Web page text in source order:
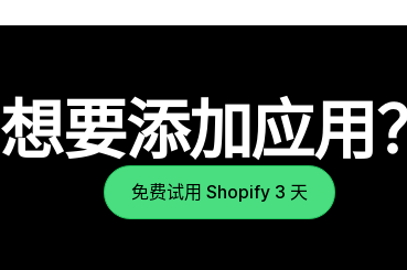
想要添加应用
免费试用 Shopify 3 天